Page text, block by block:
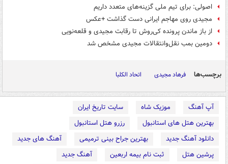
اصولی: برای تیم ملی گزینه‌های متعدد داریم
مجیدی روی مهاجم ایرانی دست گذاشت +عکس
از باز ماندن پرونده کی‌روش تا رقابت مجیدی و قلعه‌نویی
دومین بمب‌ نقل‌وانتقالات مجیدی مشخص شد
برچسب‌ها فرهاد مجیدی اتحاد الکلبا
آپ آهنگ موزیک شاه
سایت تاریخ ایران
بهترین هتل های استانبول
رزرو هتل استانبول
دانلود آهنگ جدید
بهترین جراح بینی ترمیمی
آهنگ های جدید
پرشین هتل
ثبت نام بیمه اربعین
آهنگ جدید